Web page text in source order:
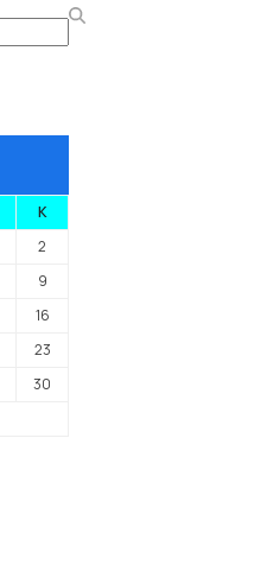
Κ
2
9
16
23
30